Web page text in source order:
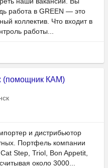
работа в GREEN — это
коллектив. Что входит в
работы...
(помощник КАМ)
и дистрибьютор
Портфель компании
Step, Triol, Bon Appetit,
около 3000...